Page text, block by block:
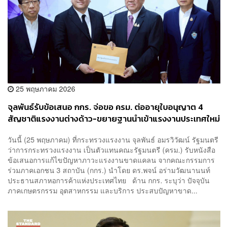
25 พฤษภาคม 2026
จุลพันธ์รับข้อเสนอ กกร. จ่อขอ ครม. ต่ออายุใบอนุญาต 4
สัญชาติแรงงานต่างด้าว-ขยายฐานนำเข้าแรงงานประเทศใหม่
วันนี้ (25 พฤษภาคม) ที่กระทรวงแรงงาน จุลพันธ์ อมรวิวัฒน์ รัฐมนตรี
ว่าการกระทรวงแรงงาน เป็นตัวแทนคณะรัฐมนตรี (ครม.) รับหนังสือ
ข้อเสนอการแก้ไขปัญหาภาวะแรงงานขาดแคลน จากคณะกรรมการ
ร่วมภาคเอกชน 3 สถาบัน (กกร.) นำโดย ดร.พจน์ อร่ามวัฒนานนท์
ประธานสภาหอการค้าแห่งประเทศไทย ด้าน กกร. ระบุว่า ปัจจุบัน
ภาคเกษตรกรรม อุตสาหกรรม และบริการ ประสบปัญหาขาด...